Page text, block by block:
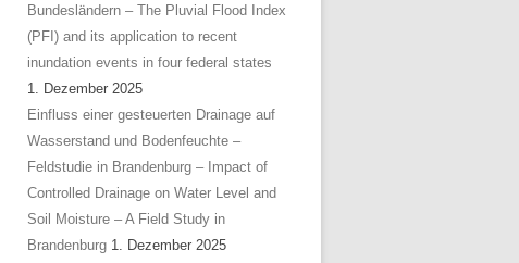
Bundesländern – The Pluvial Flood Index
(PFI) and its application to recent
inundation events in four federal states
1. Dezember 2025
Einfluss einer gesteuerten Drainage auf
Wasserstand und Bodenfeuchte –
Feldstudie in Brandenburg – Impact of
Controlled Drainage on Water Level and
Soil Moisture – A Field Study in
Brandenburg 1. Dezember 2025